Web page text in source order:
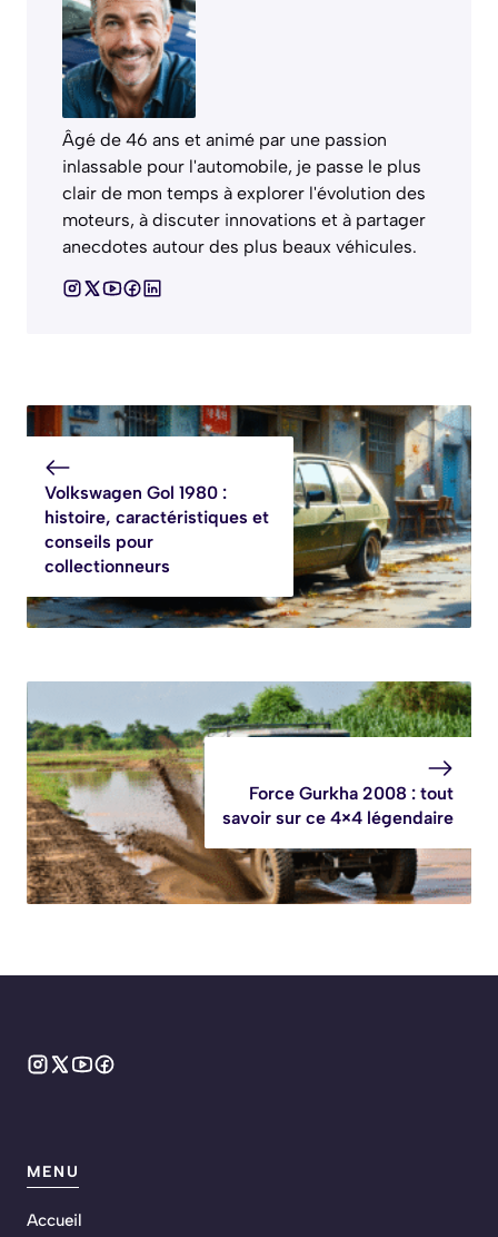
Âgé de 46 ans et animé par une passion
inlassable pour l'automobile, je passe le plus
clair de mon temps à explorer l'évolution des
moteurs, à discuter innovations et à partager
anecdotes autour des plus beaux véhicules.
Volkswagen Gol 1980 :
histoire, caractéristiques et
conseils pour
collectionneurs
Force Gurkha 2008 : tout
savoir sur ce 4×4 légendaire
MENU
Accueil